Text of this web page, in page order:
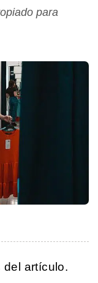
para
del artículo.